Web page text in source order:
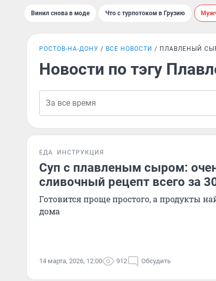
Винил снова в моде Что с турпотоком в Грузию
РОСТОВ-НА-ДОНУ ВСЕ НОВОСТИ ПЛАВЛЕНЫЙ
Новости по тэгу
ЕДА ИНСТРУКЦИЯ
Суп с плавленым сыром:
сливочный рецепт всего за
Готовится проще простого, а продукты
дома
14 марта, 2026, 12:00 912 Обсудить